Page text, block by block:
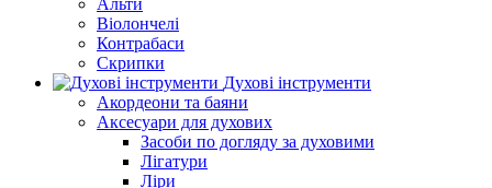
Альти
Віолончелі
Контрабаси
Скрипки
Духові інструменти
Акордеони та баяни
Аксесуари для духових
Засоби по догляду за духовими
Лігатури
Ліри